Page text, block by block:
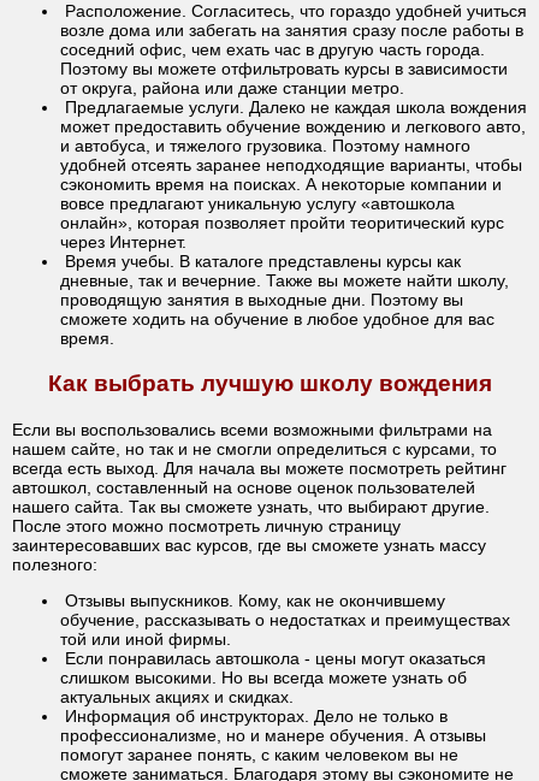
Расположение. Согласитесь, что гораздо удобней учиться
возле дома или забегать на занятия сразу после работы в
соседний офис, чем ехать час в другую часть города.
Поэтому вы можете отфильтровать курсы в зависимости
от округа, района или даже станции метро.
Предлагаемые услуги. Далеко не каждая школа вождения
может предоставить обучение вождению и легкового авто,
и автобуса, и тяжелого грузовика. Поэтому намного
удобней отсеять заранее неподходящие варианты, чтобы
сэкономить время на поисках. А некоторые компании и
вовсе предлагают уникальную услугу «автошкола
онлайн», которая позволяет пройти теоритический курс
через Интернет.
Время учебы. В каталоге представлены курсы как
дневные, так и вечерние. Также вы можете найти школу,
проводящую занятия в выходные дни. Поэтому вы
сможете ходить на обучение в любое удобное для вас
время.
Как выбрать лучшую школу вождения
Если вы воспользовались всеми возможными фильтрами на
нашем сайте, но так и не смогли определиться с курсами, то
всегда есть выход. Для начала вы можете посмотреть рейтинг
автошкол, составленный на основе оценок пользователей
нашего сайта. Так вы сможете узнать, что выбирают другие.
После этого можно посмотреть личную страницу
заинтересовавших вас курсов, где вы сможете узнать массу
полезного:
Отзывы выпускников. Кому, как не окончившему
обучение, рассказывать о недостатках и преимуществах
той или иной фирмы.
Если понравилась автошкола - цены могут оказаться
слишком высокими. Но вы всегда можете узнать об
актуальных акциях и скидках.
Информация об инструкторах. Дело не только в
профессионализме, но и манере обучения. А отзывы
помогут заранее понять, с каким человеком вы не
сможете заниматься. Благодаря этому вы сэкономите не